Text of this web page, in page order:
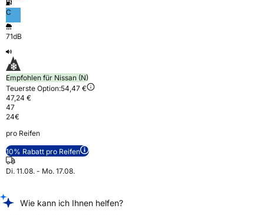
C
71dB
Empfohlen für Nissan (N)
Teuerste Option:54,47 €
47,24 €
47
24€
pro Reifen
10% Rabatt pro Reifen
Di. 11.08. - Mo. 17.08.
Wie kann ich Ihnen helfen?